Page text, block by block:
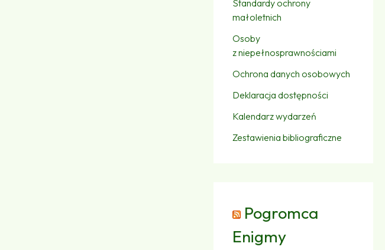
Standardy ochrony
małoletnich
Osoby
z niepełnosprawnościami
Ochrona danych osobowych
Deklaracja dostępności
Kalendarz wydarzeń
Zestawienia bibliograficzne
Pogromca
Enigmy